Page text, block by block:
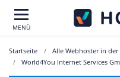
MENÜ
Startseite
Alle Webhoster in
World4You Internet Services